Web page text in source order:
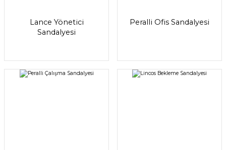
Lance Yönetici
Sandalyesi
Peralli Ofis Sandalyesi